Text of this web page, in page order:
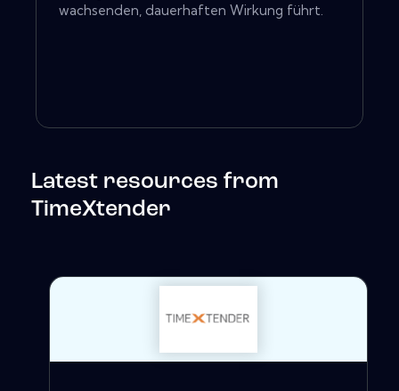
wachsenden, dauerhaften Wirkung führt.
Latest resources from
TimeXtender